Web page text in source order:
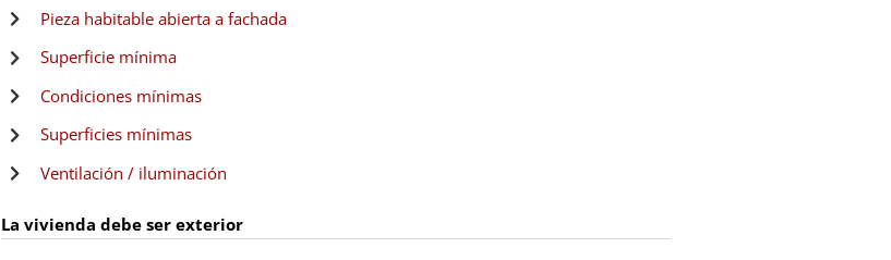
Pieza habitable abierta a fachada
Superficie mínima
Condiciones mínimas
Superficies mínimas
Ventilación / iluminación
La vivienda debe ser exterior